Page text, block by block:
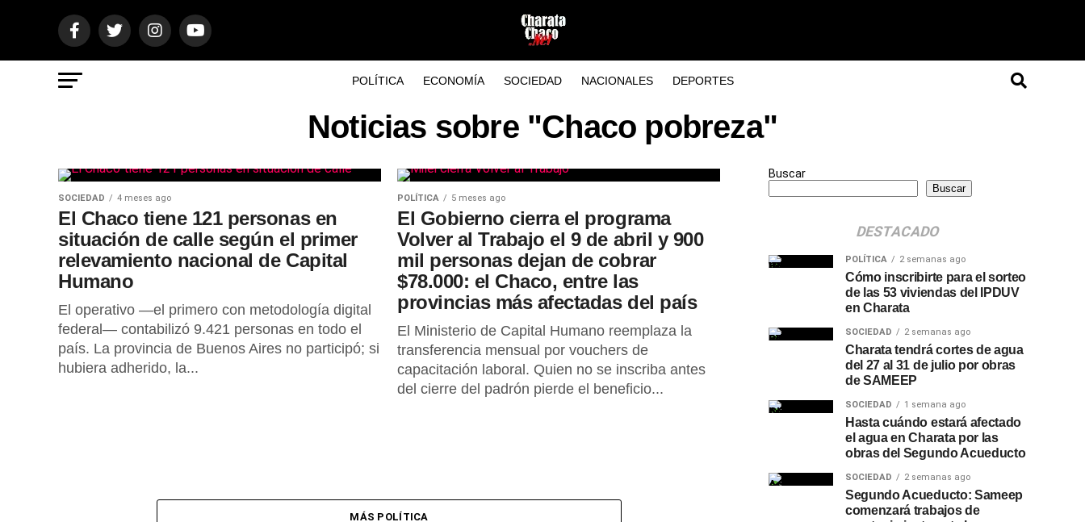
POLÍTICA ECONOMÍA SOCIEDAD NACIONALES DEPORTES
Noticias sobre "Chaco pobreza"
SOCIEDAD 4 meses ago
El Chaco tiene 121 personas en
situación de calle según el primer
relevamiento nacional de Capital
Humano
El operativo —el primero con metodología digital
federal— contabilizó 9.421 personas en todo el
país. La provincia de Buenos Aires no participó; si
hubiera adherido, la...
POLÍTICA 5 meses ago
El Gobierno cierra el programa
Volver al Trabajo el 9 de abril y 900
mil personas dejan de cobrar
$78.000: el Chaco, entre las
provincias más afectadas del país
El Ministerio de Capital Humano reemplaza la
transferencia mensual por vouchers de
capacitación laboral. Quien no se inscriba antes
del cierre del padrón pierde el beneficio...
MÁS POLÍTICA
Buscar
Buscar
DESTACADO
POLÍTICA 2 semanas ago
Cómo inscribirte para el sorteo
de las 53 viviendas del IPDUV
en Charata
SOCIEDAD 2 semanas ago
Charata tendrá cortes de agua
del 27 al 31 de julio por obras
de SAMEEP
SOCIEDAD 1 semana ago
Hasta cuándo estará afectado
el agua en Charata por las
obras del Segundo Acueducto
SOCIEDAD 2 semanas ago
Segundo Acueducto: Sameep
comenzará trabajos de